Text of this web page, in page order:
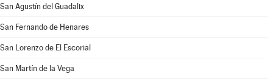
San Agustín del Guadalix
San Fernando de Henares
San Lorenzo de El Escorial
San Martín de la Vega